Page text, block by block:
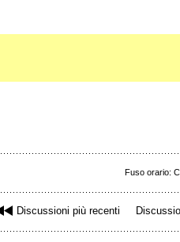
Fuso orario:
Discussioni più recenti